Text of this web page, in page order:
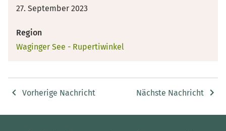
27. September 2023
Region
Waginger See - Rupertiwinkel
Vorherige Nachricht Nächste Nachricht